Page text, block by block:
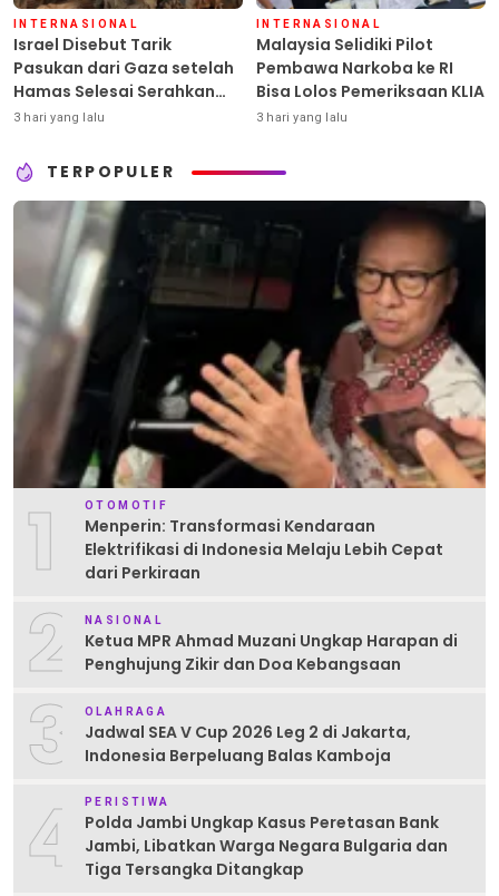
INTERNASIONAL
Israel Disebut Tarik
Pasukan dari Gaza setelah
Hamas Selesai Serahkan
Senjata
3 hari yang lalu
INTERNASIONAL
Malaysia Selidiki Pilot
Pembawa Narkoba ke RI
Bisa Lolos Pemeriksaan KLIA
3 hari yang lalu
TERPOPULER
1 OTOMOTIF
Menperin: Transformasi Kendaraan
Elektrifikasi di Indonesia Melaju Lebih Cepat
dari Perkiraan
2 NASIONAL
Ketua MPR Ahmad Muzani Ungkap Harapan di
Penghujung Zikir dan Doa Kebangsaan
3 OLAHRAGA
Jadwal SEA V Cup 2026 Leg 2 di Jakarta,
Indonesia Berpeluang Balas Kamboja
4 PERISTIWA
Polda Jambi Ungkap Kasus Peretasan Bank
Jambi, Libatkan Warga Negara Bulgaria dan
Tiga Tersangka Ditangkap